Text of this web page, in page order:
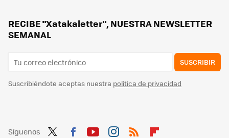
RECIBE "Xatakaletter", NUESTRA NEWSLETTER
SEMANAL
SUSCRIBIR
Suscribiéndote aceptas nuestra política de privacidad
Síguenos